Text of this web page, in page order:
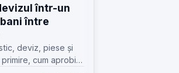
într-un
între
deviz, piese și
cum aprobi